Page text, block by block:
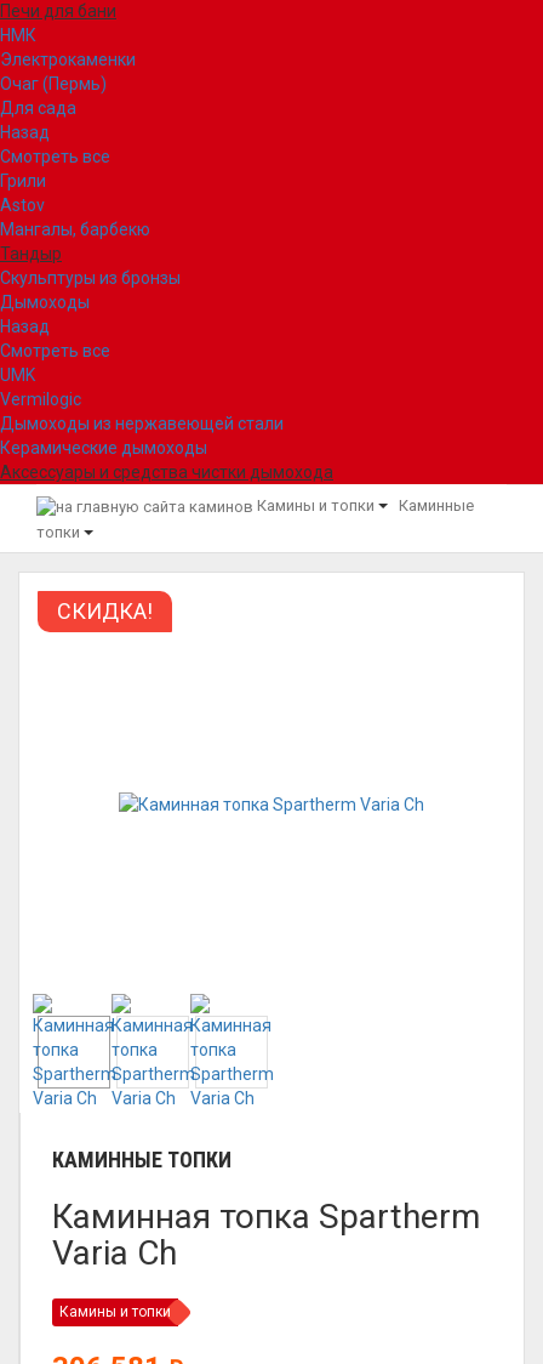
Печи для бани
НМК
Электрокаменки
Очаг (Пермь)
Для сада
Назад
Смотреть все
Грили
Astov
Мангалы, барбекю
Тандыр
Скульптуры из бронзы
Дымоходы
Назад
Смотреть все
UMK
Vermilogic
Дымоходы из нержавеющей стали
Керамические дымоходы
Аксессуары и средства чистки дымохода
Камины и топки
Каминные
топки
СКИДКА!
КАМИННЫЕ ТОПКИ
Каминная топка Spartherm
Varia Ch
Камины и топки